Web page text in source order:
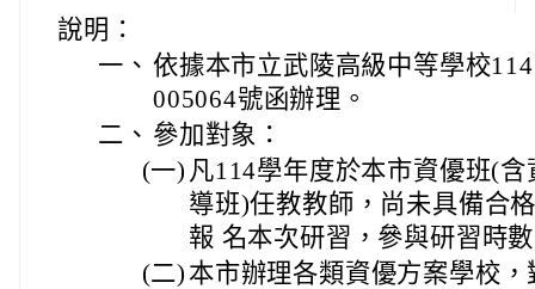
說明：
一、 依據本市立武陵高級中等學校
005064號函辦理。
二、 參加對象：
(一) 凡114學年度於本市資優班(
導班)任教教師，尚未具備合
報 名本次研習，參與研習時
(二) 本市辦理各類資優方案學校